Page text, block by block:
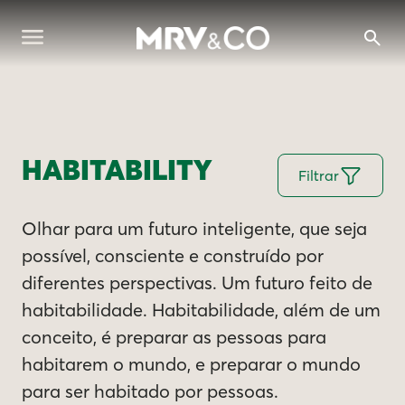
HABITABILITY Filtrar
Olhar para um futuro inteligente, que seja
possível, consciente e construído por
diferentes perspectivas. Um futuro feito de
habitabilidade. Habitabilidade, além de um
conceito, é preparar as pessoas para
habitarem o mundo, e preparar o mundo
para ser habitado por pessoas.